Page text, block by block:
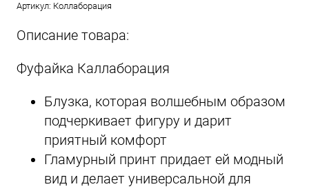
Артикул: Коллаборация
Описание товара:
Фуфайка Каллаборация
Блузка, которая волшебным образом
подчеркивает фигуру и дарит
приятный комфорт
Гламурный принт придает ей модный
вид и делает универсальной для